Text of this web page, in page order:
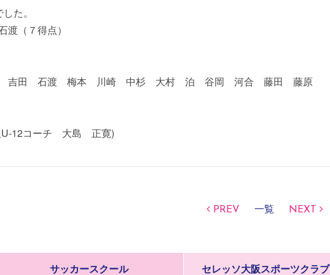
た。
渡（７得点）
吉田 石渡 梅本 川崎 中杉 大村 泊 谷岡 河合 藤田 藤原
U-12コーチ 大島 正寛)
PREV 一覧 NEXT
サッカースクール セレッソ大阪スポーツクラブ